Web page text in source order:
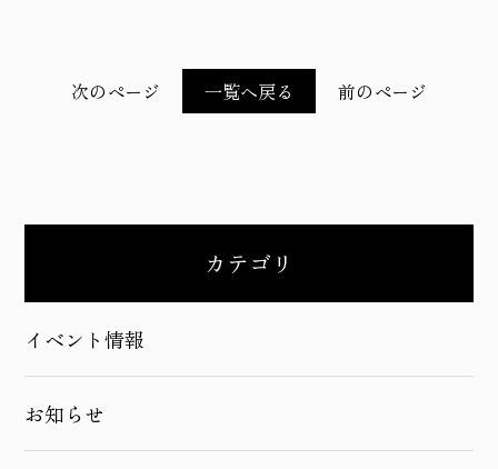
次のページ 一覧へ戻る 前のページ
カテゴリ
イベント情報
お知らせ